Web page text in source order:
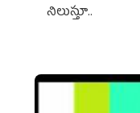
నిలుస్తూ..